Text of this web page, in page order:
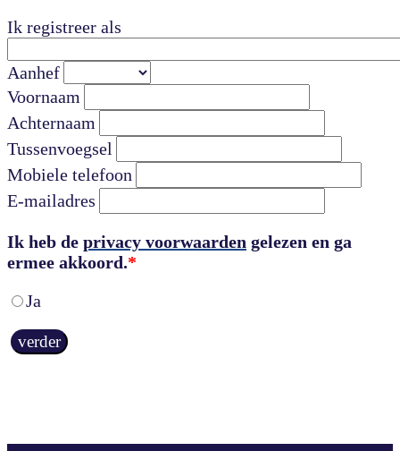
Ik registreer als
Aanhef
Voornaam
Achternaam
Tussenvoegsel
Mobiele telefoon
E-mailadres
Ik heb de privacy voorwaarden gelezen en ga
ermee akkoord.*
Ja
verder